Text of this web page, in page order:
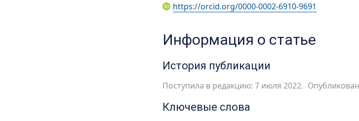
https://orcid.org/0000-0002-6910-9691
Информация о статье
История публикации
Поступила в редакцию: 7 июля 2022.
Ключевые слова